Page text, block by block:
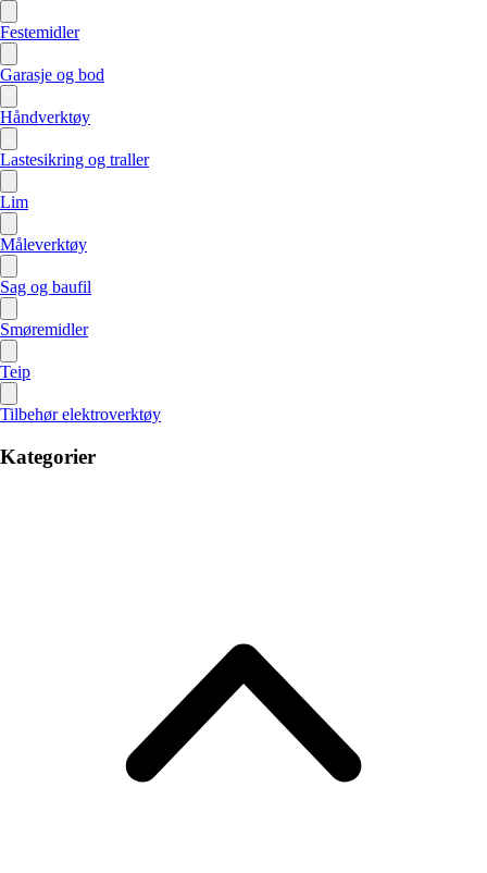
Festemidler
Garasje og bod
Håndverktøy
Lastesikring og traller
Lim
Måleverktøy
Sag og baufil
Smøremidler
Teip
Tilbehør elektroverktøy
Kategorier